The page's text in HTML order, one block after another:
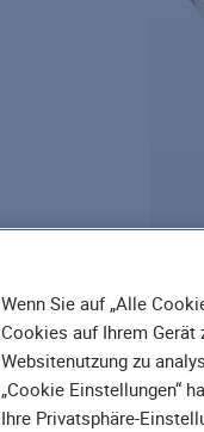
Wenn Sie auf „Alle
Cookies auf Ihrem Gerät
Websitenutzung zu
„Cookie Einstellungen“
Ihre Privatsphäre-